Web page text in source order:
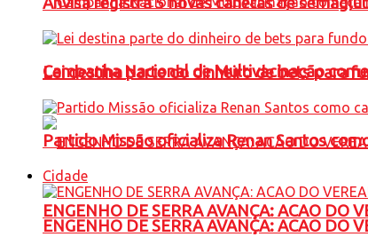
Campanha Nacional de Multivacinação
ENGENHO DE SERRA AVANÇA: ACAO DO
Lei destina parte do dinheiro de bets para
Partido Missão oficializa Renan Santos
Cidade
ENGENHO DE SERRA AVANÇA: ACAO DO